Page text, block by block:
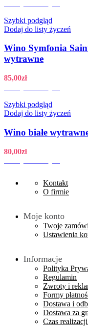
Szybki podgląd
Dodaj do listy życzeń
Wino Symfonia
wytrawne
85,00zł
Szybki podgląd
Dodaj do listy życzeń
Wino białe
80,00zł
Kontakt
O firmie
Moje konto
Twoje
Ustawienia
Informacje
Polityka
Regulamin
Zwroty i
Formy
Dostawa i
Dostawa za
Czas